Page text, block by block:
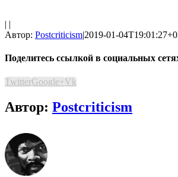
| |
Автор: Postcriticism|2019-01-
Поделитесь ссылкой в социальных
TwitterGoogle+Vk
Автор: Postcriticism